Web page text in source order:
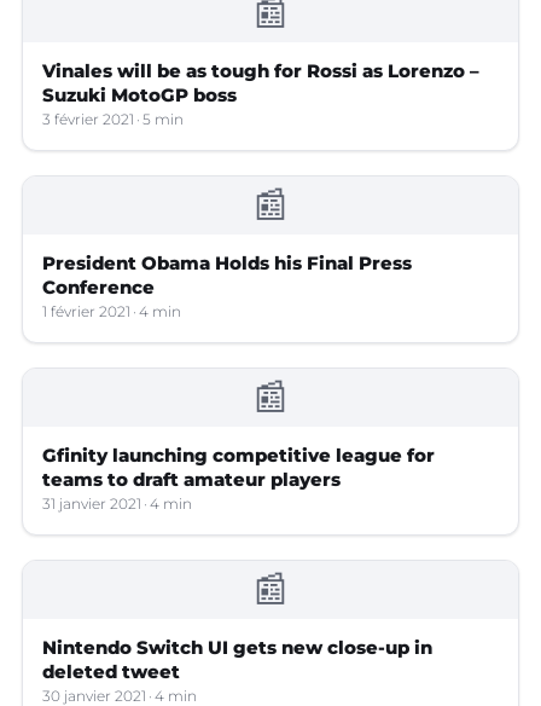
📰
Vinales will be as tough for Rossi as Lorenzo –
Suzuki MotoGP boss
3 février 2021 5 min
📰
President Obama Holds his Final Press
Conference
1 février 2021 4 min
📰
Gfinity launching competitive league for
teams to draft amateur players
31 janvier 2021 4 min
📰
Nintendo Switch UI gets new close-up in
deleted tweet
30 janvier 2021 4 min